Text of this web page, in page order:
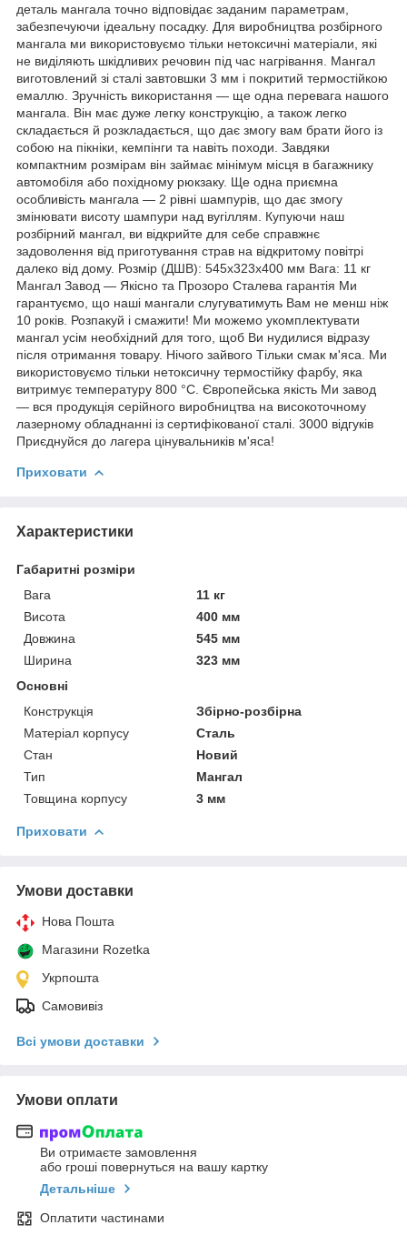
деталь мангала точно відповідає заданим параметрам,
забезпечуючи ідеальну посадку. Для виробництва розбірного
мангала ми використовуємо тільки нетоксичні матеріали, які
не виділяють шкідливих речовин під час нагрівання. Мангал
виготовлений зі сталі завтовшки 3 мм і покритий термостійкою
емаллю. Зручність використання — ще одна перевага нашого
мангала. Він має дуже легку конструкцію, а також легко
складається й розкладається, що дає змогу вам брати його із
собою на пікніки, кемпінги та навіть походи. Завдяки
компактним розмірам він займає мінімум місця в багажнику
автомобіля або похідному рюкзаку. Ще одна приємна
особливість мангала — 2 рівні шампурів, що дає змогу
змінювати висоту шампури над вугіллям. Купуючи наш
розбірний мангал, ви відкрийте для себе справжнє
задоволення від приготування страв на відкритому повітрі
далеко від дому. Розмір (ДШВ): 545х323х400 мм Вага: 11 кг
Мангал Завод — Якісно та Прозоро Сталева гарантія Ми
гарантуємо, що наші мангали слугуватимуть Вам не менш ніж
10 років. Розпакуй і смажити! Ми можемо укомплектувати
мангал усім необхідний для того, щоб Ви нудилися відразу
після отримання товару. Нічого зайвого Тільки смак м'яса. Ми
використовуємо тільки нетоксичну термостійку фарбу, яка
витримує температуру 800 °C. Європейська якість Ми завод
— вся продукція серійного виробництва на високоточному
лазерному обладнанні із сертифікованої сталі. 3000 відгуків
Приєднуйся до лагера цінувальників м'яса!
Приховати
Характеристики
Габаритні розміри
Вага
11 кг
Висота
400 мм
Довжина
545 мм
Ширина
323 мм
Основні
Конструкція
Збірно-розбірна
Матеріал корпусу
Сталь
Стан
Новий
Тип
Мангал
Товщина корпусу
3 мм
Приховати
Умови доставки
Нова Пошта
Магазини Rozetka
Укрпошта
Самовивіз
Всі умови доставки
Умови оплати
Ви отримаєте замовлення
або гроші повернуться на вашу картку
Детальніше
Оплатити частинами